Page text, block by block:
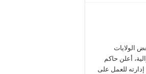
الولايات
أعلن حاكم
إدارته للعمل على